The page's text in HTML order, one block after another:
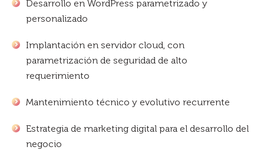
Desarrollo en WordPress parametrizado y
personalizado
Implantación en servidor cloud, con
parametrización de seguridad de alto
requerimiento
Mantenimiento técnico y evolutivo recurrente
Estrategia de marketing digital para el desarrollo del
negocio